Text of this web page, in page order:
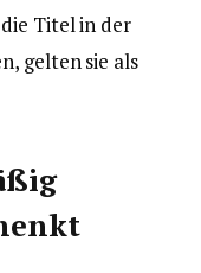
die Titel in der
gelten sie als